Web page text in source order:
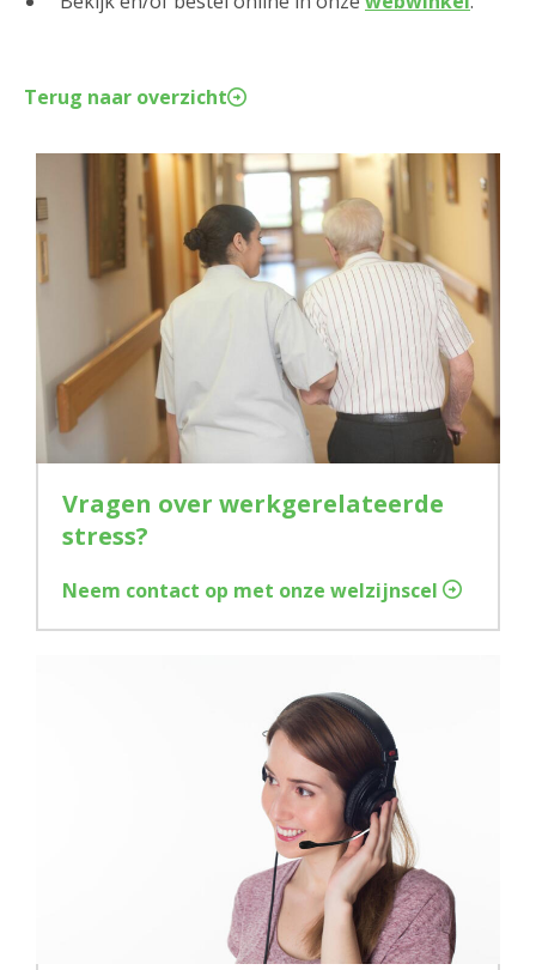
Terug naar overzicht
Vragen over werkgerelateerde
stress?
Neem contact op met onze welzijnscel